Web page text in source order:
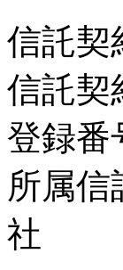
信託契
信託
登録
所属
社